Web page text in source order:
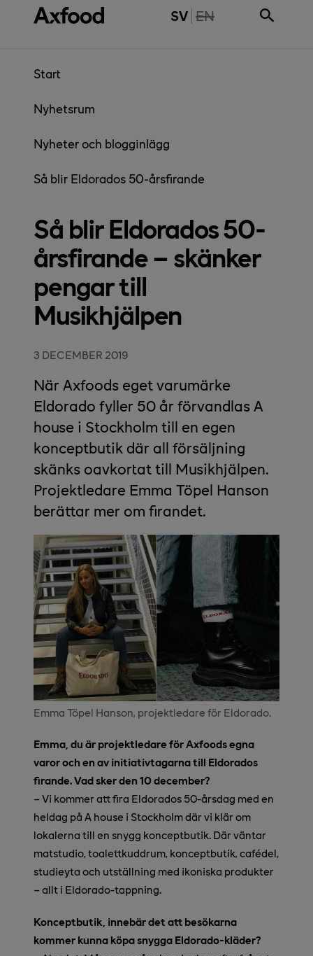
Gå direkt till innehåll SV THE PAGE IS NOT
EN
Start
Nyhetsrum
Nyheter och blogginlägg
Så blir Eldorados 50-årsfirande
Så blir Eldorados 50-
årsfirande – skänker
pengar till
Musikhjälpen
3 DECEMBER 2019
När Axfoods eget varumärke
Eldorado fyller 50 år förvandlas A
house i Stockholm till en egen
konceptbutik där all försäljning
skänks oavkortat till Musikhjälpen.
Projektledare Emma Töpel Hanson
berättar mer om firandet.
Emma Töpel Hanson, projektledare för Eldorado.
Emma, du är projektledare för Axfoods egna
varor och en av initiativtagarna till Eldorados
firande. Vad sker den 10 december?
– Vi kommer att fira Eldorados 50-årsdag med en
heldag på A house i Stockholm där vi klär om
lokalerna till en snygg konceptbutik. Där väntar
matstudio, toalettkuddrum, konceptbutik, cafédel,
studieyta och utställning med ikoniska produkter
– allt i Eldorado-tappning.
Konceptbutik, innebär det att besökarna
kommer kunna köpa snygga Eldorado-kläder?